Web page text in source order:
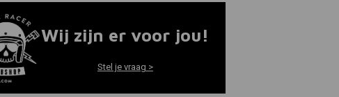
Wij zijn er voor jou!
Stel je vraag >